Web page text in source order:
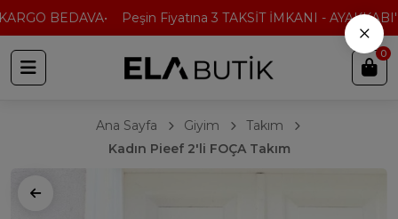
BEDAVA Peşin Fiyatına 3 TAKSİT İMKANI -
0
Ana Sayfa Giyim
Takım
Kadın Pieef 2'li FOÇA Takım
×